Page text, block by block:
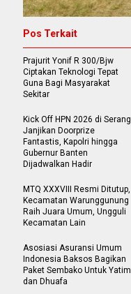
Pos Terkait
Prajurit Yonif R 300/Bjw
Ciptakan Teknologi Tepat
Guna Bagi Masyarakat
Sekitar
Kick Off HPN 2026 di Serang
Janjikan Doorprize
Fantastis, Kapolri hingga
Gubernur Banten
Dijadwalkan Hadir
MTQ XXXVIII Resmi Ditutup,
Kecamatan Warunggunung
Raih Juara Umum, Ungguli
Kecamatan Lain
Asosiasi Asuransi Umum
Indonesia Baksos Bagikan
Paket Sembako Untuk Yatim
dan Dhuafa